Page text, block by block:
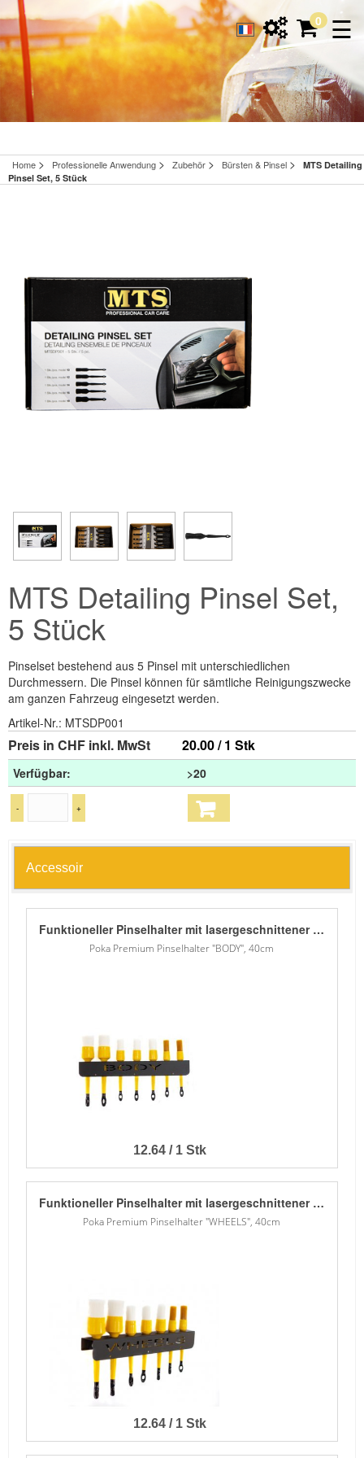
☰
0
Home > Professionelle Anwendung > Zubehör > Bürsten & Pinsel >
MTS Detailing
Pinsel Set, 5 Stück
MTS Detailing Pinsel Set,
5 Stück
Pinselset bestehend aus 5 Pinsel mit unterschiedlichen
Durchmessern. Die Pinsel können für sämtliche Reinigungszwecke
am ganzen Fahrzeug eingesetzt werden.
Artikel-Nr.: MTSDP001
Preis in CHF inkl. MwSt 20.00 / 1 Stk
Verfügbar: >20
- +
Accessoir
Funktioneller Pinselhalter mit lasergeschnittener Beschriftung. Die oberen Löcher passen für die meisten Pinselgrössen. - 1,5 mm Blech - Verzinkt - Pulver lackiert - 7 obere Löcher für Pinsel in zwei Grössen
Poka Premium Pinselhalter "BODY", 40cm
12.64 / 1 Stk
Funktioneller Pinselhalter mit lasergeschnittener Beschriftung. Die oberen Löcher passen für die meisten Pinselgrössen. - 1,5 mm Blech - Verzinkt - Pulver lackiert - 7 obere Löcher für Pinsel in zwei Grössen
Poka Premium Pinselhalter "WHEELS", 40cm
12.64 / 1 Stk